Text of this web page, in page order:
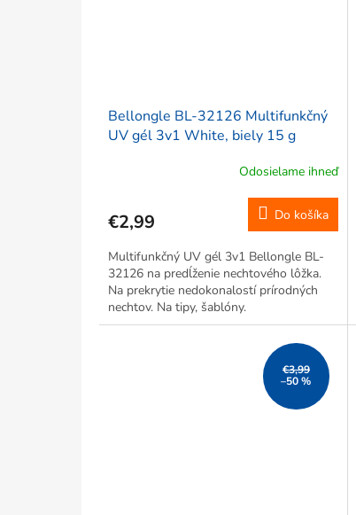
Bellongle BL-32126 Multifunkčný
UV gél 3v1 White, biely 15 g
Odosielame ihneď
€2,99 Do košíka
Multifunkčný UV gél 3v1 Bellongle BL-
32126 na predĺženie nechtového lôžka.
Na prekrytie nedokonalostí prírodných
nechtov. Na tipy, šablóny.
€3,99
–50 %